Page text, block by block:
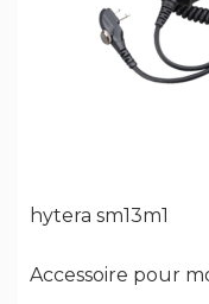
hytera sm13m1
Accessoire pour